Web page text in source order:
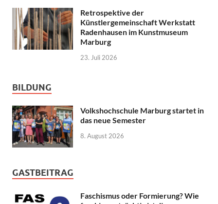
Retrospektive der
Künstlergemeinschaft Werkstatt
Radenhausen im Kunstmuseum
Marburg
23. Juli 2026
BILDUNG
Volkshochschule Marburg startet in
das neue Semester
8. August 2026
GASTBEITRAG
Faschismus oder Formierung? Wie